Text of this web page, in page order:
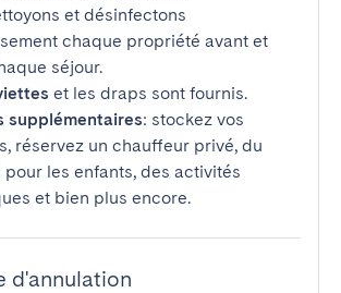
et désinfectons
chaque propriété avant et
séjour.
et les draps sont fournis.
supplémentaires: stockez vos
réservez un chauffeur privé, du
pour les enfants, des activités
et bien plus encore.
d'annulation